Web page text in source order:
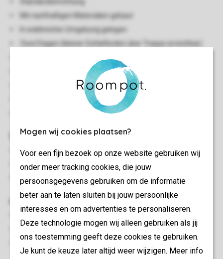
Mogen wij cookies plaatsen?
Voor een fijn bezoek op onze website gebruiken wij
onder meer tracking cookies, die jouw
persoonsgegevens gebruiken om de informatie
beter aan te laten sluiten bij jouw persoonlijke
interesses en om advertenties te personaliseren.
Deze technologie mogen wij alleen gebruiken als jij
ons toestemming geeft deze cookies te gebruiken.
Je kunt de keuze later altijd weer wijzigen. Meer info
Mit nachhaltigen Materialien gebaut
In waldreicher Umgebung gelegen
Zwei Etagen (kleiner Schlafboden über Treppe erreichbar)
Einige Stufen in der Unterkunft
Geeignet für 6 Personen
Rauchen nicht gestattet
Schlafzimmer
Schlafzimmer mit einem Doppelbett
Schlafzimmer mit einem Etagenbett
Betten mit Bettdecke und Kopfkissen
Außen
Stellplatz für ein Auto in der Nähe der Unterkunft